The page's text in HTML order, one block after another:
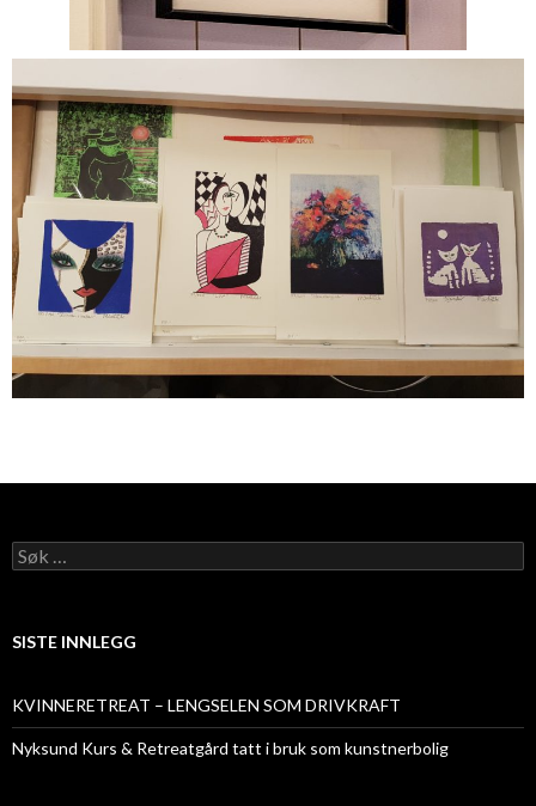
Søk
etter:
SISTE INNLEGG
KVINNERETREAT – LENGSELEN SOM DRIVKRAFT
Nyksund Kurs & Retreatgård tatt i bruk som kunstnerbolig